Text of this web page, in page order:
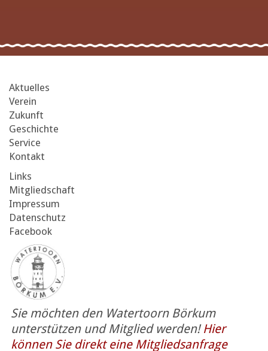
Aktuelles
Verein
Zukunft
Geschichte
Service
Kontakt
Links
Mitgliedschaft
Impressum
Datenschutz
Facebook
Sie möchten den Watertoorn Börkum
unterstützen und Mitglied werden!Hier
können Sie direkt eine Mitgliedsanfrage